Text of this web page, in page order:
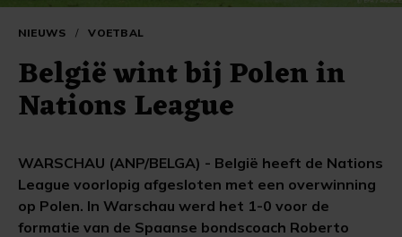
NIEUWS / VOETBAL
België wint bij Polen in
Nations League
WARSCHAU (ANP/BELGA) - België heeft de Nations
League voorlopig afgesloten met een overwinning
op Polen. In Warschau werd het 1-0 voor de
formatie van de Spaanse bondscoach Roberto